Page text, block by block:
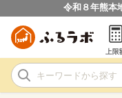
令和８年熊本
上限